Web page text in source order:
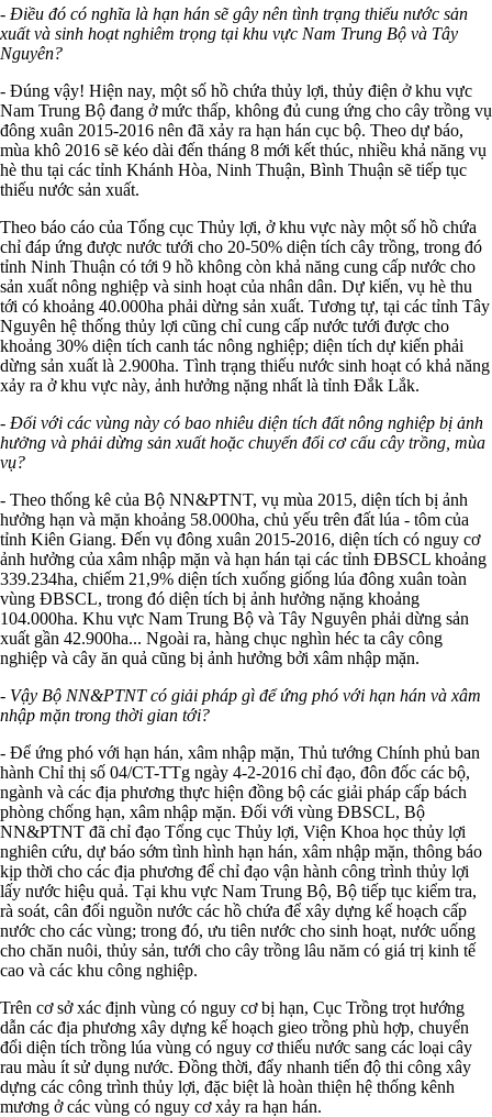
- Điều đó có nghĩa là hạn hán sẽ gây nên tình trạng thiếu nước sản
xuất và sinh hoạt nghiêm trọng tại khu vực Nam Trung Bộ và Tây
Nguyên?
- Đúng vậy! Hiện nay, một số hồ chứa thủy lợi, thủy điện ở khu vực
Nam Trung Bộ đang ở mức thấp, không đủ cung ứng cho cây trồng vụ
đông xuân 2015-2016 nên đã xảy ra hạn hán cục bộ. Theo dự báo,
mùa khô 2016 sẽ kéo dài đến tháng 8 mới kết thúc, nhiều khả năng vụ
hè thu tại các tỉnh Khánh Hòa, Ninh Thuận, Bình Thuận sẽ tiếp tục
thiếu nước sản xuất.
Theo báo cáo của Tổng cục Thủy lợi, ở khu vực này một số hồ chứa
chỉ đáp ứng được nước tưới cho 20-50% diện tích cây trồng, trong đó
tỉnh Ninh Thuận có tới 9 hồ không còn khả năng cung cấp nước cho
sản xuất nông nghiệp và sinh hoạt của nhân dân. Dự kiến, vụ hè thu
tới có khoảng 40.000ha phải dừng sản xuất. Tương tự, tại các tỉnh Tây
Nguyên hệ thống thủy lợi cũng chỉ cung cấp nước tưới được cho
khoảng 30% diện tích canh tác nông nghiệp; diện tích dự kiến phải
dừng sản xuất là 2.900ha. Tình trạng thiếu nước sinh hoạt có khả năng
xảy ra ở khu vực này, ảnh hưởng nặng nhất là tỉnh Đắk Lắk.
- Đối với các vùng này có bao nhiêu diện tích đất nông nghiệp bị ảnh
hưởng và phải dừng sản xuất hoặc chuyển đổi cơ cấu cây trồng, mùa
vụ?
- Theo thống kê của Bộ NN&PTNT, vụ mùa 2015, diện tích bị ảnh
hưởng hạn và mặn khoảng 58.000ha, chủ yếu trên đất lúa - tôm của
tỉnh Kiên Giang. Đến vụ đông xuân 2015-2016, diện tích có nguy cơ
ảnh hưởng của xâm nhập mặn và hạn hán tại các tỉnh ĐBSCL khoảng
339.234ha, chiếm 21,9% diện tích xuống giống lúa đông xuân toàn
vùng ĐBSCL, trong đó diện tích bị ảnh hưởng nặng khoảng
104.000ha. Khu vực Nam Trung Bộ và Tây Nguyên phải dừng sản
xuất gần 42.900ha... Ngoài ra, hàng chục nghìn héc ta cây công
nghiệp và cây ăn quả cũng bị ảnh hưởng bởi xâm nhập mặn.
- Vậy Bộ NN&PTNT có giải pháp gì để ứng phó với hạn hán và xâm
nhập mặn trong thời gian tới?
- Để ứng phó với hạn hán, xâm nhập mặn, Thủ tướng Chính phủ ban
hành Chỉ thị số 04/CT-TTg ngày 4-2-2016 chỉ đạo, đôn đốc các bộ,
ngành và các địa phương thực hiện đồng bộ các giải pháp cấp bách
phòng chống hạn, xâm nhập mặn. Đối với vùng ĐBSCL, Bộ
NN&PTNT đã chỉ đạo Tổng cục Thủy lợi, Viện Khoa học thủy lợi
nghiên cứu, dự báo sớm tình hình hạn hán, xâm nhập mặn, thông báo
kịp thời cho các địa phương để chỉ đạo vận hành công trình thủy lợi
lấy nước hiệu quả. Tại khu vực Nam Trung Bộ, Bộ tiếp tục kiểm tra,
rà soát, cân đối nguồn nước các hồ chứa để xây dựng kế hoạch cấp
nước cho các vùng; trong đó, ưu tiên nước cho sinh hoạt, nước uống
cho chăn nuôi, thủy sản, tưới cho cây trồng lâu năm có giá trị kinh tế
cao và các khu công nghiệp.
Trên cơ sở xác định vùng có nguy cơ bị hạn, Cục Trồng trọt hướng
dẫn các địa phương xây dựng kế hoạch gieo trồng phù hợp, chuyển
đổi diện tích trồng lúa vùng có nguy cơ thiếu nước sang các loại cây
rau màu ít sử dụng nước. Đồng thời, đẩy nhanh tiến độ thi công xây
dựng các công trình thủy lợi, đặc biệt là hoàn thiện hệ thống kênh
mương ở các vùng có nguy cơ xảy ra hạn hán.